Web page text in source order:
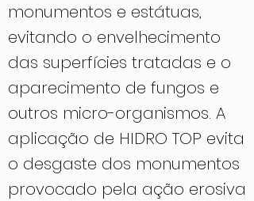
monumentos e estátuas,
evitando o envelhecimento
das superfícies tratadas e o
aparecimento de fungos e
outros micro-organismos. A
aplicação de HIDRO TOP evita
o desgaste dos monumentos
provocado pela ação erosiva